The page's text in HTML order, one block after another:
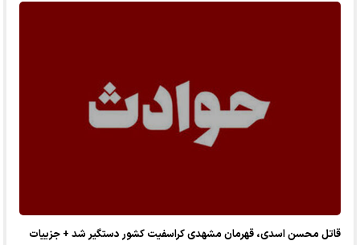
قاتل محسن اسدی، قهرمان مشهدی کراسفیت کشور دستگیر شد + جزییات